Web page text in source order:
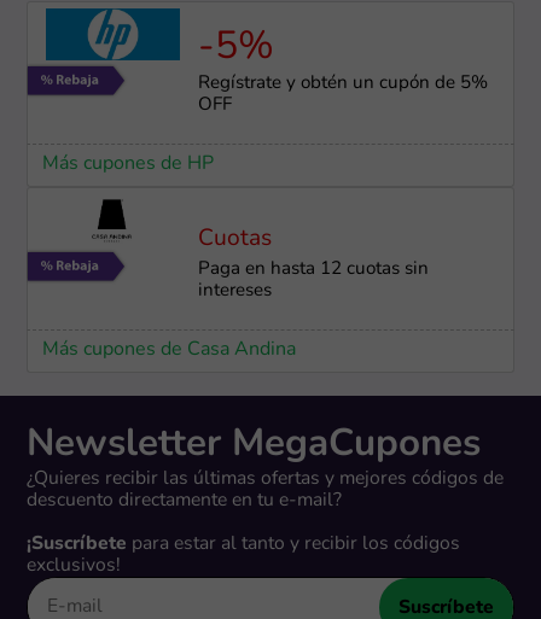
-5%
Regístrate y obtén un cupón de 5%
OFF
Más cupones de HP
Cuotas
Paga en hasta 12 cuotas sin
intereses
Más cupones de Casa Andina
Newsletter MegaCupones
¿Quieres recibir las últimas ofertas y mejores códigos de
descuento directamente en tu e-mail?
¡Suscríbete para estar al tanto y recibir los códigos
exclusivos!
Suscríbete